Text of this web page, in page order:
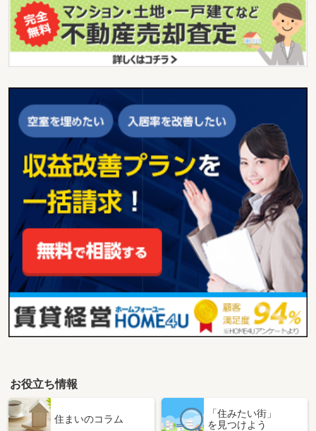
お役立ち情報
住まいのコラム
「住みたい街」
を見つけよう